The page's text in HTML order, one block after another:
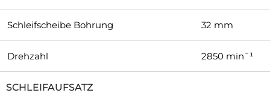
Schleifscheibe Bohrung 32 mm
Drehzahl 2850 min¯¹
SCHLEIFAUFSATZ